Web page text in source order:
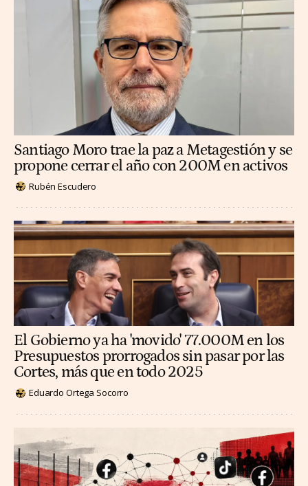
Santiago Moro trae la paz a Metagestión y se
propone cerrar el año con 200M en activos
Rubén Escudero
El Gobierno ya ha 'movido' 77.000M en los
Presupuestos prorrogados sin pasar por las
Cortes, más que en todo 2025
Eduardo Ortega Socorro